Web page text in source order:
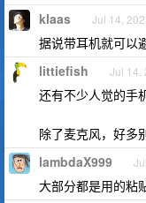
klaas Jul 14,
据说带耳机就可以
littiefish Jul 14,
还有不少人觉的手
除了麦克风，好多
lambdaX999
大部分都是用的粘